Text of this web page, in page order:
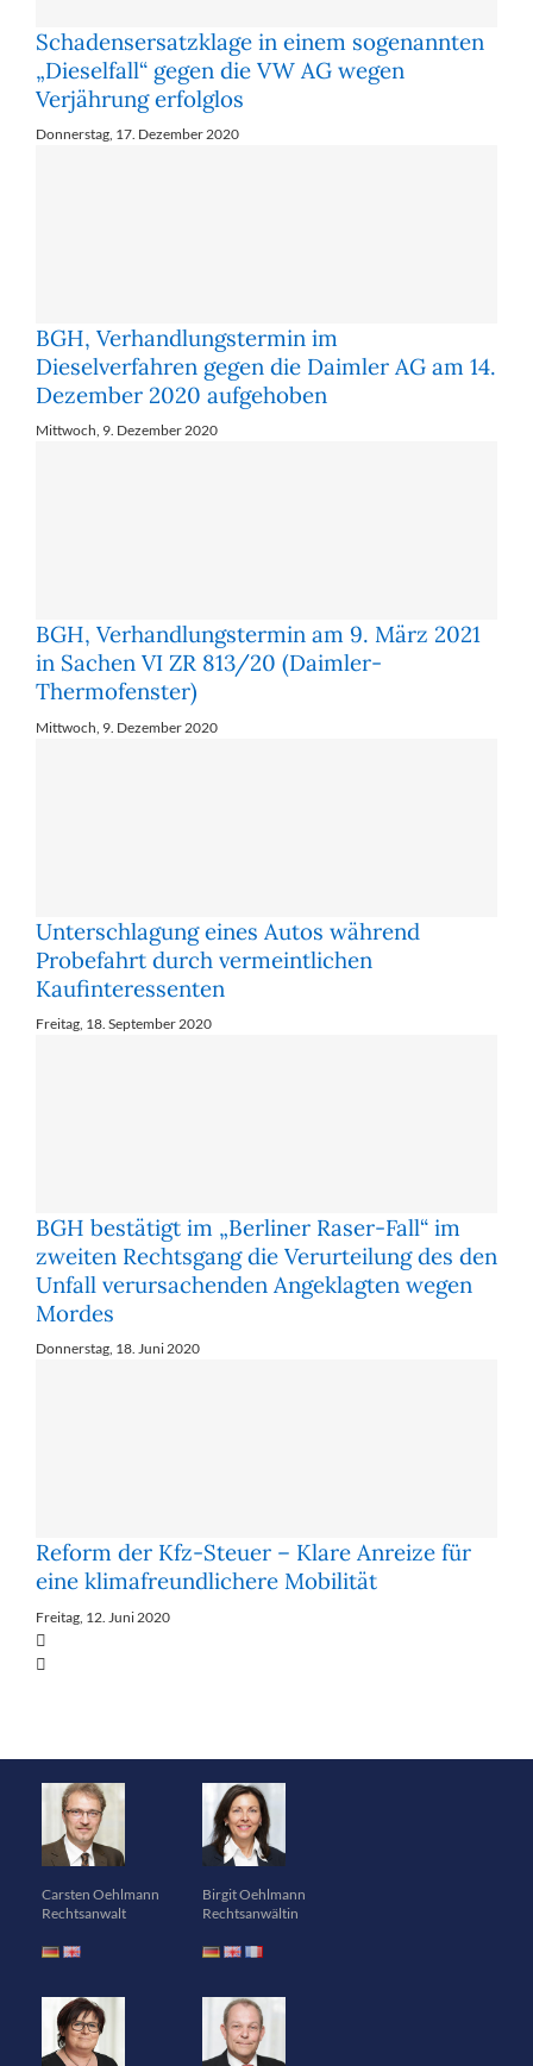
Schadensersatzklage in einem sogenannten
„Dieselfall“ gegen die VW AG wegen
Verjährung erfolglos
Donnerstag, 17. Dezember 2020
BGH, Verhandlungstermin im
Dieselverfahren gegen die Daimler AG am 14.
Dezember 2020 aufgehoben
Mittwoch, 9. Dezember 2020
BGH, Verhandlungstermin am 9. März 2021
in Sachen VI ZR 813/20 (Daimler-
Thermofenster)
Mittwoch, 9. Dezember 2020
Unterschlagung eines Autos während
Probefahrt durch vermeintlichen
Kaufinteressenten
Freitag, 18. September 2020
BGH bestätigt im „Berliner Raser-Fall“ im
zweiten Rechtsgang die Verurteilung des den
Unfall verursachenden Angeklagten wegen
Mordes
Donnerstag, 18. Juni 2020
Re­form der Kfz-Steu­er – Kla­re An­rei­ze für
ei­ne kli­maf­reund­li­che­re Mo­bi­li­tät
Freitag, 12. Juni 2020
Carsten Oehlmann
Rechtsanwalt
Birgit Oehlmann
Rechtsanwältin